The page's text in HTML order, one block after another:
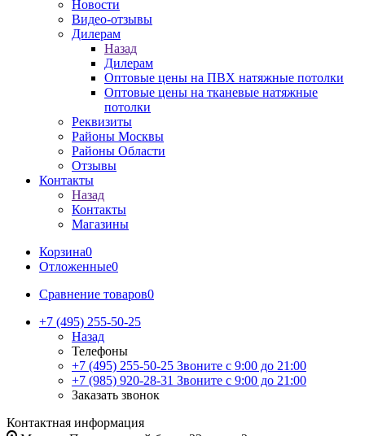
Новости
Видео-отзывы
Дилерам
Назад
Дилерам
Оптовые цены на ПВХ натяжные потолки
Оптовые цены на тканевые натяжные
потолки
Реквизиты
Районы Москвы
Районы Области
Отзывы
Контакты
Назад
Контакты
Магазины
Корзина0
Отложенные0
Сравнение товаров0
+7 (495) 255-50-25
Назад
Телефоны
+7 (495) 255-50-25 Звоните с 9:00 до 21:00
+7 (985) 920-28-31 Звоните с 9:00 до 21:00
Заказать звонок
Контактная информация